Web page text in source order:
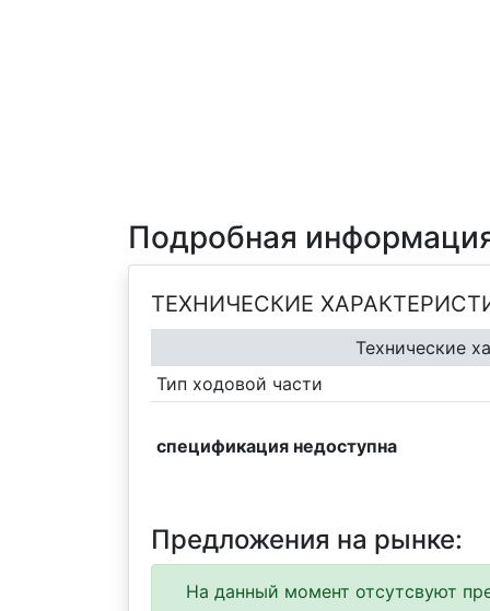
Подробная
ТЕХНИЧЕСКИЕ
Технические
Тип ходовой части
спецификация недоступна
Предложения на рынке:
На данный момент отсутсвуют